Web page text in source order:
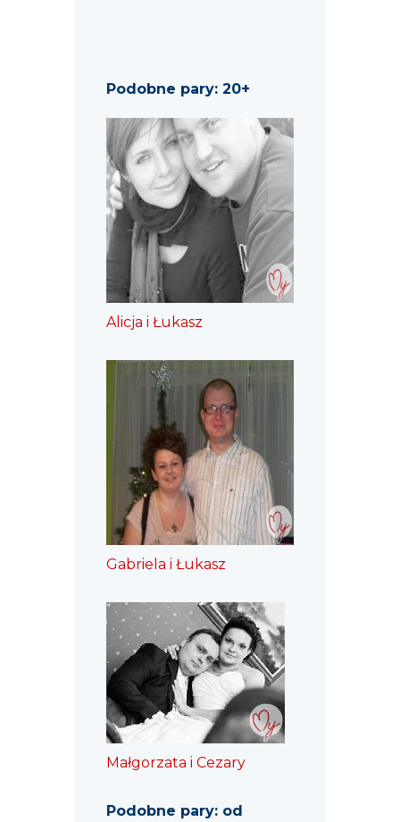
Podobne pary: 20+
Alicja i Łukasz
Gabriela i Łukasz
Małgorzata i Cezary
Podobne pary: od